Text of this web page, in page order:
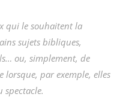
qui le souhaitent la
sujets bibliques,
ou, simplement, de
lorsque, par exemple, elles
spectacle.